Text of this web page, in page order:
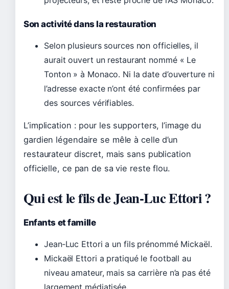
Son activité dans la restauration
Selon plusieurs sources non officielles, il
aurait ouvert un restaurant nommé « Le
Tonton » à Monaco. Ni la date d’ouverture ni
l’adresse exacte n’ont été confirmées par
des sources vérifiables.
L’implication : pour les supporters, l’image du
gardien légendaire se mêle à celle d’un
restaurateur discret, mais sans publication
officielle, ce pan de sa vie reste flou.
Qui est le fils de Jean-Luc Ettori ?
Enfants et famille
Jean‑Luc Ettori a un fils prénommé Mickaël.
Mickaël Ettori a pratiqué le football au
niveau amateur, mais sa carrière n’a pas été